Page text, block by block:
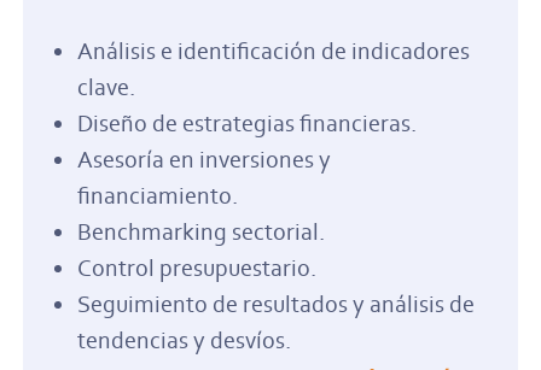
Análisis e identificación de indicadores
clave.
Diseño de estrategias financieras.
Asesoría en inversiones y
financiamiento.
Benchmarking sectorial.
Control presupuestario.
Seguimiento de resultados y análisis de
tendencias y desvíos.